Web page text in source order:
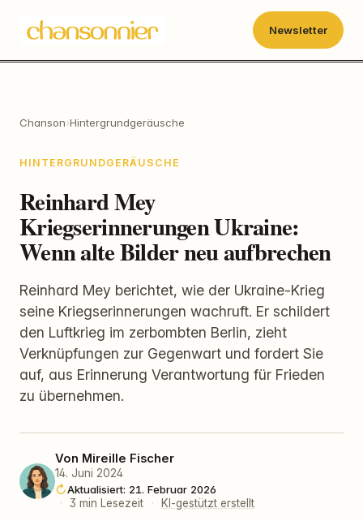
Newsletter
Chanson›Hintergrundgeräusche
HINTERGRUNDGERÄUSCHE
Reinhard Mey
Kriegserinnerungen Ukraine:
Wenn alte Bilder neu aufbrechen
Reinhard Mey berichtet, wie der Ukraine-Krieg
seine Kriegserinnerungen wachruft. Er schildert
den Luftkrieg im zerbombten Berlin, zieht
Verknüpfungen zur Gegenwart und fordert Sie
auf, aus Erinnerung Verantwortung für Frieden
zu übernehmen.
Von Mireille Fischer
14. Juni 2024
Aktualisiert: 21. Februar 2026
·
3 min Lesezeit · KI-gestützt erstellt